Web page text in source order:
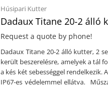
dbKés sebessége
száma: 3 dbMotorok szám 2 db (
)Áramforrás: 400V ( 50 Hz )Méret:
Húsipari Kutter
Dadaux Titane 20-2 álló
Request a quote by phone!
Dadaux Titane 20-2 álló kutter, 2
került beszerelésre, amelyek a tál
a kés két sebességgel rendelkezik.
IP67-es védelemmel ellátva.